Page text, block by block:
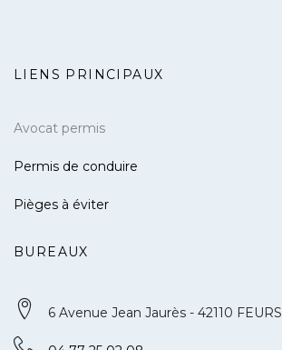
LIENS PRINCIPAUX
Avocat permis
Permis de conduire
Pièges à éviter
BUREAUX
6 Avenue Jean Jaurès - 42110 FEURS